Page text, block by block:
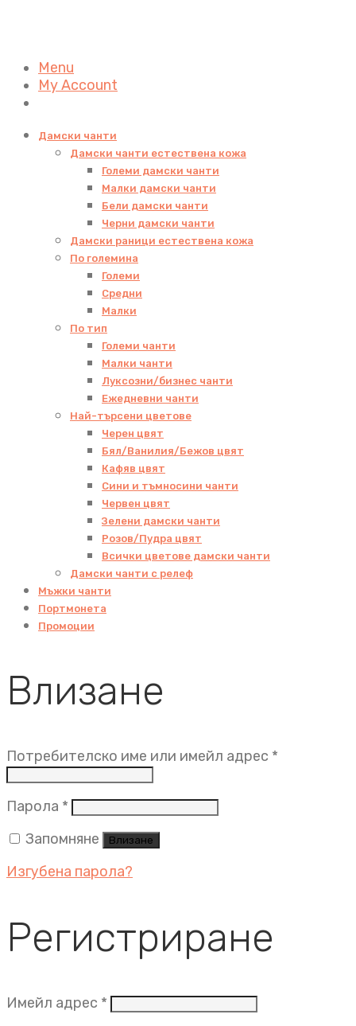
Menu
My Account
Дамски чанти
Дамски чанти естествена кожа
Големи дамски чанти
Малки дамски чанти
Бели дамски чанти
Черни дамски чанти
Дамски раници естествена кожа
По големина
Големи
Средни
Малки
По тип
Големи чанти
Малки чанти
Луксозни/бизнес чанти
Ежедневни чанти
Най-търсени цветове
Черен цвят
Бял/Ванилия/Бежов цвят
Кафяв цвят
Сини и тъмносини чанти
Червен цвят
Зелени дамски чанти
Розов/Пудра цвят
Всички цветове дамски чанти
Дамски чанти с релеф
Мъжки чанти
Портмонета
Промоции
Влизане
Потребителско име или имейл адрес *
Парола * Задължително
Запомняне
Влизане
Изгубена парола?
Регистриране
Имейл адрес * Задължително